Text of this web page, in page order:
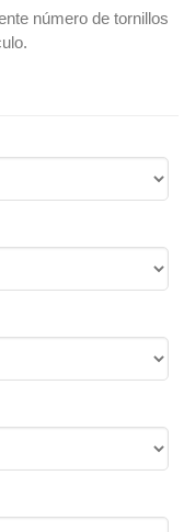
número de tornillos